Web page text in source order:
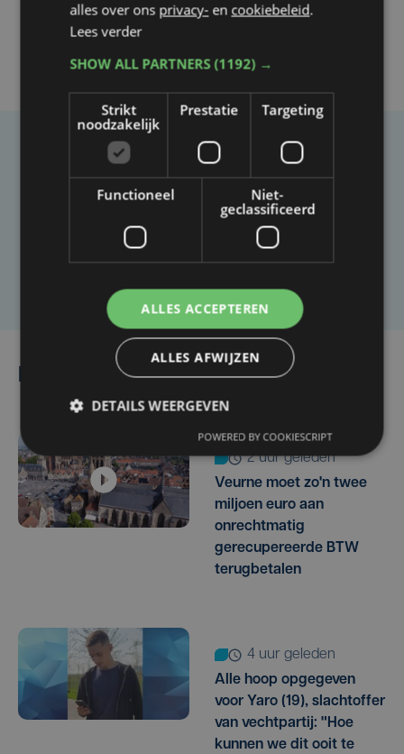
Taalfout opgemerkt?
Heb je een taal- of schrijffout opgemerkt in dit
artikel?
Lees ook
2 uur geleden
Veurne moet zo'n twee
miljoen euro aan
onrechtmatig
gerecupereerde BTW
terugbetalen
4 uur geleden
Alle hoop opgegeven
voor Yaro (19), slachtoffer
van vechtpartij: "Hoe
kunnen we dit ooit te
alles over ons privacy- en cookiebeleid.
Lees verder
SHOW ALL PARTNERS(1192) →
Strikt
noodzakelijk
Prestatie Targeting
Functioneel
Niet-
geclassificeerd
ALLES ACCEPTEREN
ALLES AFWIJZEN
DETAILS WEERGEVEN
POWERED BY COOKIESCRIPT